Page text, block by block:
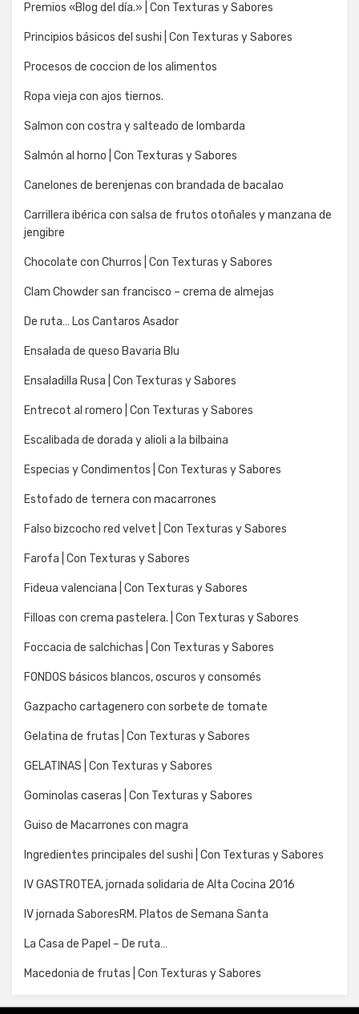
Premios «Blog del día.» | Con Texturas y Sabores
Principios básicos del sushi | Con Texturas y Sabores
Procesos de coccion de los alimentos
Ropa vieja con ajos tiernos.
Salmon con costra y salteado de lombarda
Salmón al horno | Con Texturas y Sabores
Canelones de berenjenas con brandada de bacalao
Carrillera ibérica con salsa de frutos otoñales y manzana de
jengibre
Chocolate con Churros | Con Texturas y Sabores
Clam Chowder san francisco – crema de almejas
De ruta… Los Cantaros Asador
Ensalada de queso Bavaria Blu
Ensaladilla Rusa | Con Texturas y Sabores
Entrecot al romero | Con Texturas y Sabores
Escalibada de dorada y alioli a la bilbaina
Especias y Condimentos | Con Texturas y Sabores
Estofado de ternera con macarrones
Falso bizcocho red velvet | Con Texturas y Sabores
Farofa | Con Texturas y Sabores
Fideua valenciana | Con Texturas y Sabores
Filloas con crema pastelera. | Con Texturas y Sabores
Foccacia de salchichas | Con Texturas y Sabores
FONDOS básicos blancos, oscuros y consomés
Gazpacho cartagenero con sorbete de tomate
Gelatina de frutas | Con Texturas y Sabores
GELATINAS | Con Texturas y Sabores
Gominolas caseras | Con Texturas y Sabores
Guiso de Macarrones con magra
Ingredientes principales del sushi | Con Texturas y Sabores
IV GASTROTEA, jornada solidaria de Alta Cocina 2016
IV jornada SaboresRM. Platos de Semana Santa
La Casa de Papel – De ruta…
Macedonia de frutas | Con Texturas y Sabores